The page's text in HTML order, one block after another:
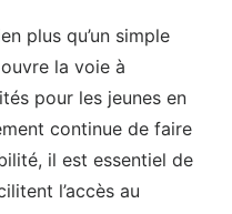
plus qu’un simple
la voie à
pour les jeunes en
continue de faire
il est essentiel de
l’accès au